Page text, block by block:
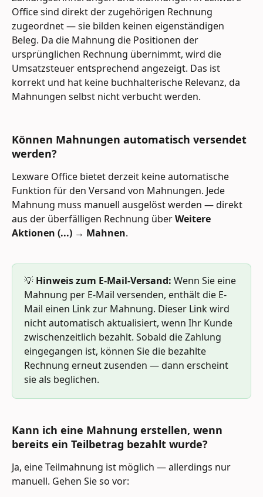
Office sind direkt der zugehörigen Rechnung
zugeordnet — sie bilden keinen eigenständigen
Beleg. Da die Mahnung die Positionen der
ursprünglichen Rechnung übernimmt, wird die
Umsatzsteuer entsprechend angezeigt. Das ist
korrekt und hat keine buchhalterische Relevanz, da
Mahnungen selbst nicht verbucht werden.
Können Mahnungen automatisch versendet
werden?
Lexware Office bietet derzeit keine automatische
Funktion für den Versand von Mahnungen. Jede
Mahnung muss manuell ausgelöst werden — direkt
aus der überfälligen Rechnung über Weitere
Aktionen (...) → Mahnen.
💡 Hinweis zum E-Mail-Versand: Wenn Sie eine
Mahnung per E-Mail versenden, enthält die E-
Mail einen Link zur Mahnung. Dieser Link wird
nicht automatisch aktualisiert, wenn Ihr Kunde
zwischenzeitlich bezahlt. Sobald die Zahlung
eingegangen ist, können Sie die bezahlte
Rechnung erneut zusenden — dann erscheint
sie als beglichen.
Kann ich eine Mahnung erstellen, wenn
bereits ein Teilbetrag bezahlt wurde?
Ja, eine Teilmahnung ist möglich — allerdings nur
manuell. Gehen Sie so vor: